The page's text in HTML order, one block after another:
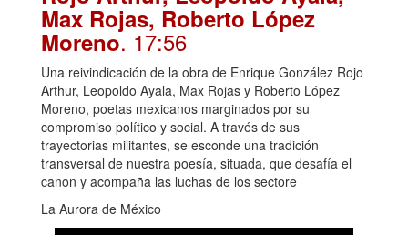
Max Rojas, Roberto López
Moreno. 17:56
Una reivindicación de la obra de Enrique González Rojo
Arthur, Leopoldo Ayala, Max Rojas y Roberto López
Moreno, poetas mexicanos marginados por su
compromiso político y social. A través de sus
trayectorias militantes, se esconde una tradición
transversal de nuestra poesía, situada, que desafía el
canon y acompaña las luchas de los sectore
La Aurora de México